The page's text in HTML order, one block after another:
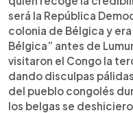
será la República
colonia de Bélgica y
Bélgica” antes de
visitaron el Congo la
dando disculpas
del pueblo congolés
los belgas se